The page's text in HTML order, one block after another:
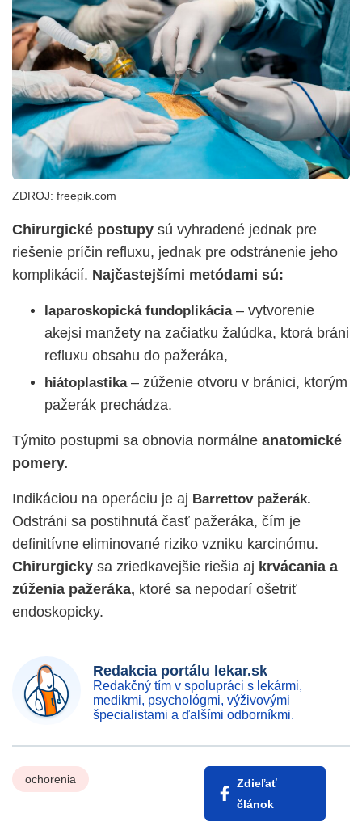
ZDROJ: freepik.com
Chirurgické postupy sú vyhradené jednak pre
riešenie príčin refluxu, jednak pre odstránenie jeho
komplikácií. Najčastejšími metódami sú:
laparoskopická fundoplikácia– vytvorenie
akejsi manžety na začiatku žalúdka, ktorá bráni
refluxu obsahu do pažeráka,
hiátoplastika– zúženie otvoru v bránici, ktorým
pažerák prechádza.
Týmito postupmi sa obnovia normálne anatomické
pomery.
Indikáciou na operáciu je aj Barrettov pažerák.
Odstráni sa postihnutá časť pažeráka, čím je
definitívne eliminované riziko vzniku karcinómu.
Chirurgicky sa zriedkavejšie riešia aj krvácania a
zúženia pažeráka, ktoré sa nepodarí ošetriť
endoskopicky.
Redakcia portálu lekar.sk
Redakčný tím v spolupráci s lekármi,
medikmi, psychológmi, výživovými
špecialistami a ďalšími odborníkmi.
ochorenia
Zdieľať
článok